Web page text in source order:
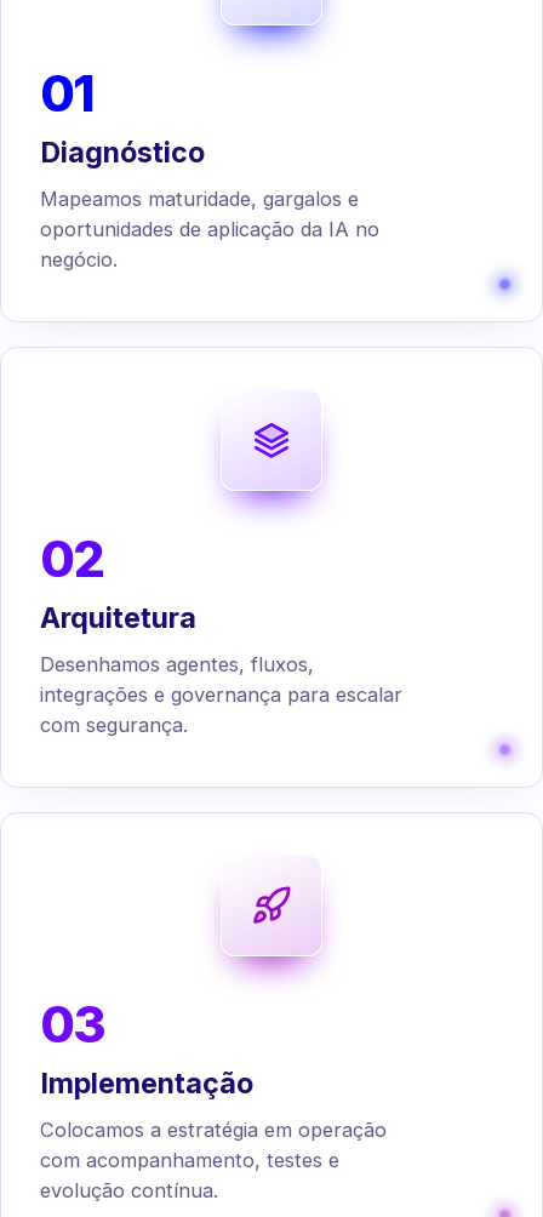
01
Diagnóstico
Mapeamos maturidade, gargalos e
oportunidades de aplicação da IA no
negócio.
02
Arquitetura
Desenhamos agentes, fluxos,
integrações e governança para escalar
com segurança.
03
Implementação
Colocamos a estratégia em operação
com acompanhamento, testes e
evolução contínua.